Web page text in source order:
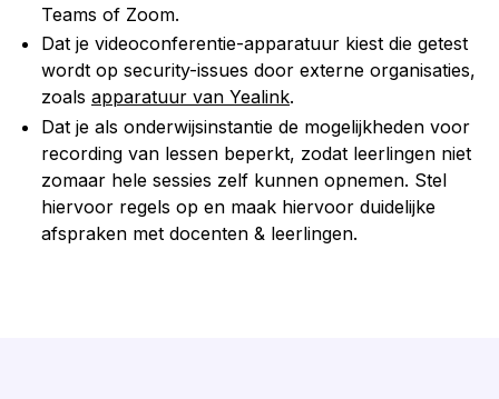
Teams of Zoom.
Dat je videoconferentie-apparatuur kiest die getest
wordt op security-issues door externe organisaties,
zoals apparatuur van Yealink.
Dat je als onderwijsinstantie de mogelijkheden voor
recording van lessen beperkt, zodat leerlingen niet
zomaar hele sessies zelf kunnen opnemen. Stel
hiervoor regels op en maak hiervoor duidelijke
afspraken met docenten & leerlingen.